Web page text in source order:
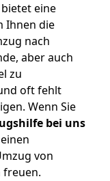
bietet eine
Ihnen die
nach
aber auch
zu
oft fehlt
Wenn Sie
bei uns
von
freuen.